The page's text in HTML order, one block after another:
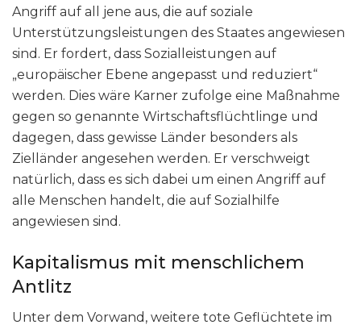
Angriff auf all jene aus, die auf soziale
Unterstützungsleistungen des Staates angewiesen
sind. Er fordert, dass Sozialleistungen auf
„europäischer Ebene angepasst und reduziert“
werden. Dies wäre Karner zufolge eine Maßnahme
gegen so genannte Wirtschaftsflüchtlinge und
dagegen, dass gewisse Länder besonders als
Zielländer angesehen werden. Er verschweigt
natürlich, dass es sich dabei um einen Angriff auf
alle Menschen handelt, die auf Sozialhilfe
angewiesen sind.
Kapitalismus mit menschlichem
Antlitz
Unter dem Vorwand, weitere tote Geflüchtete im